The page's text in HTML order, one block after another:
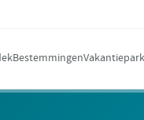
Bestemmingen